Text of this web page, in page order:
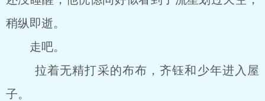
稍纵即逝。
走吧。
拉着无精打采的布布，齐钰和少年进入屋
子。